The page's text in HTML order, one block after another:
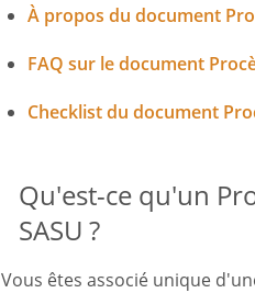
À propos du document
FAQ sur le document
Checklist du document
Qu'est-ce qu'un
SASU ?
Vous êtes associé unique